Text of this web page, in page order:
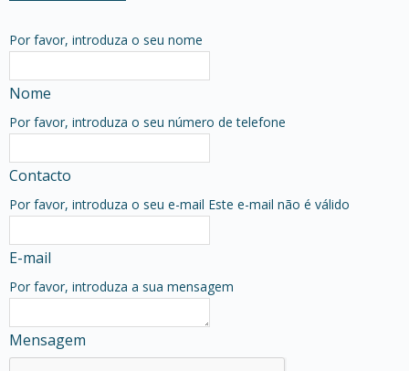
Por favor, introduza o seu nome
Nome
Por favor, introduza o seu número de telefone
Contacto
Por favor, introduza o seu e-mail Este e-mail não é válido
E-mail
Por favor, introduza a sua mensagem
Mensagem